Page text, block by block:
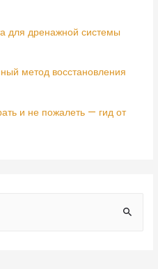
для дренажной системы
метод восстановления
и не пожалеть — гид от